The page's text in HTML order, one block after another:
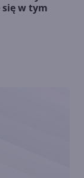
w tym
i
Aleksa